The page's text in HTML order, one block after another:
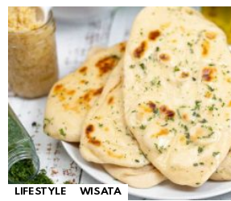
LIFESTYLE WISATA